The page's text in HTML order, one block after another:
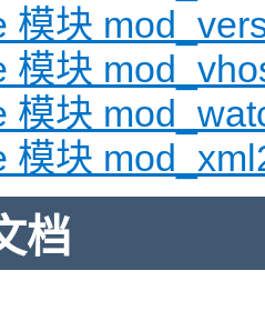
模块
模块
模块
模块
档